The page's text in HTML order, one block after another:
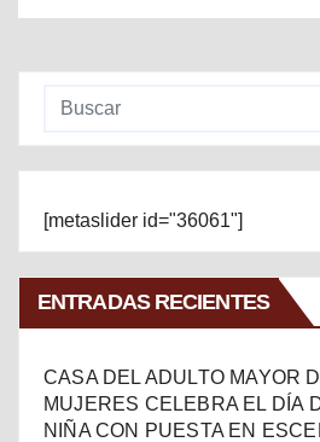
[metaslider id="36061"]
ENTRADAS RECIENTES
CASA DEL ADULTO MAYOR
MUJERES CELEBRA EL DÍA
NIÑA CON PUESTA EN